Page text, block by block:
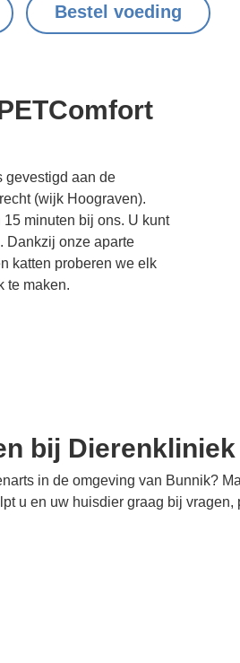
Bestel voeding
gevestigd aan de
(wijk Hoograven).
minuten bij ons. U kunt
Dankzij onze aparte
katten proberen we elk
te maken.
bij
in de omgeving van Bunnik?
u en uw huisdier graag bij